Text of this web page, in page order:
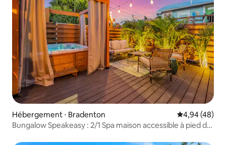
Hébergement ⋅ Bradenton Évaluation
4,94 (48)
Bungalow Speakeasy : 2/1 Spa maison accessible à pied du